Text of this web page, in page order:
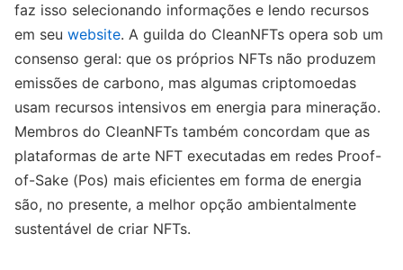
faz isso selecionando informações e lendo recursos
em seu website. A guilda do CleanNFTs opera sob um
consenso geral: que os próprios NFTs não produzem
emissões de carbono, mas algumas criptomoedas
usam recursos intensivos em energia para mineração.
Membros do CleanNFTs também concordam que as
plataformas de arte NFT executadas em redes Proof-
of-Sake (Pos) mais eficientes em forma de energia
são, no presente, a melhor opção ambientalmente
sustentável de criar NFTs.